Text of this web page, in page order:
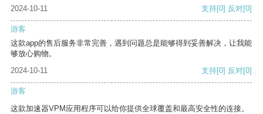
2024-10-11 支持[0] 反对[0]
游客
这款app的售后服务非常完善，遇到问题总是能够得到妥善解决，让我能
够放心购物。
2024-10-11
支持[0] 反对[0]
游客
这款加速器VPM应用程序可以给你提供全球覆盖和最高安全性的连接。